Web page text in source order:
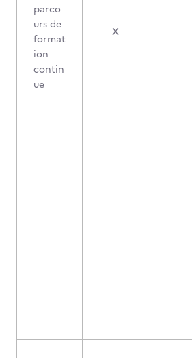
parco
urs de
format
ion
contin
ue
X